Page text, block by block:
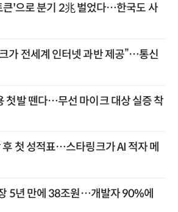
큰'으로 분기 2兆 벌었다…한국도 사
가 전세계 인터넷 과반 제공”…통신
첫발 뗀다…무선 마이크 대상 실증 착
후 첫 성적표…스타링크가 AI 적자 메
5년 만에 38조원…개발자 90%에